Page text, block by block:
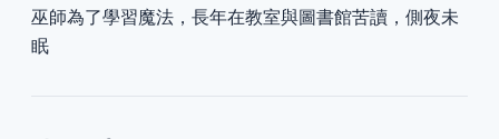
巫師為了學習魔法，長年在教室與圖書館苦讀，側夜未
眠